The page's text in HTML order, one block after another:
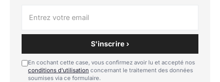
S'inscrire ›
En cochant cette case, vous confirmez avoir lu et accepté nos
conditions d'utilisation concernant le traitement des données
soumises via ce formulaire.